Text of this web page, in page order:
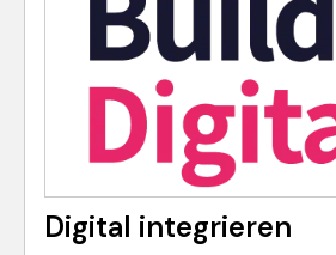
Digital integrieren